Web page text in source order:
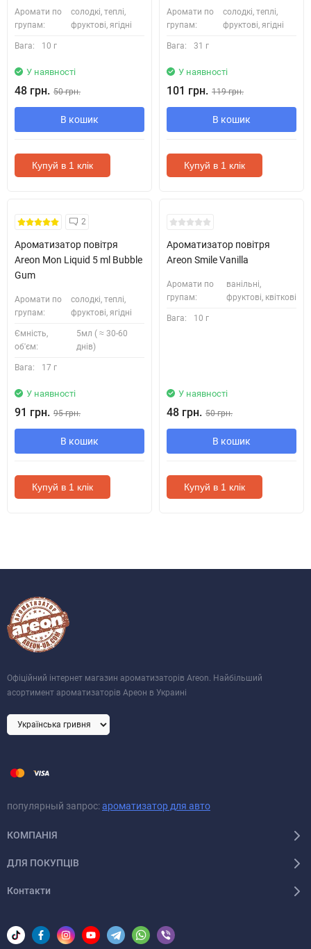
Аромати по
групам:
солодкі, теплі,
фруктові, ягідні
Вага: 10 г
У наявності
48 грн. 50 грн.
В кошик
Купуй в 1 клік
Аромати по
групам:
солодкі, теплі,
фруктові, ягідні
Вага: 31 г
У наявності
101 грн. 119 грн.
В кошик
Купуй в 1 клік
2
Ароматизатор повітря
Areon Mon Liquid 5 ml Bubble
Gum
Аромати по
групам:
солодкі, теплі,
фруктові, ягідні
Ємність,
об'єм:
5мл ( ≈ 30-60
днів)
Вага: 17 г
У наявності
91 грн. 95 грн.
В кошик
Купуй в 1 клік
Ароматизатор повітря
Areon Smile Vanilla
Аромати по
групам:
ванільні,
фруктові, квіткові
Вага: 10 г
У наявності
48 грн. 50 грн.
В кошик
Купуй в 1 клік
Офіційний інтернет магазин ароматизаторів Areon. Найбільший
асортимент ароматизаторів Ареон в Украині
популярный запрос:ароматизатор для авто
КОМПАНІЯ
ДЛЯ ПОКУПЦІВ
Контакти